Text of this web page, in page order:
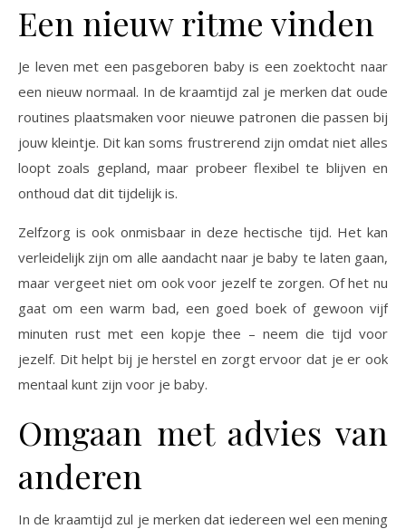
Een nieuw ritme vinden
Je leven met een pasgeboren baby is een zoektocht naar
een nieuw normaal. In de kraamtijd zal je merken dat oude
routines plaatsmaken voor nieuwe patronen die passen bij
jouw kleintje. Dit kan soms frustrerend zijn omdat niet alles
loopt zoals gepland, maar probeer flexibel te blijven en
onthoud dat dit tijdelijk is.
Zelfzorg is ook onmisbaar in deze hectische tijd. Het kan
verleidelijk zijn om alle aandacht naar je baby te laten gaan,
maar vergeet niet om ook voor jezelf te zorgen. Of het nu
gaat om een warm bad, een goed boek of gewoon vijf
minuten rust met een kopje thee – neem die tijd voor
jezelf. Dit helpt bij je herstel en zorgt ervoor dat je er ook
mentaal kunt zijn voor je baby.
Omgaan met advies van
anderen
In de kraamtijd zul je merken dat iedereen wel een mening